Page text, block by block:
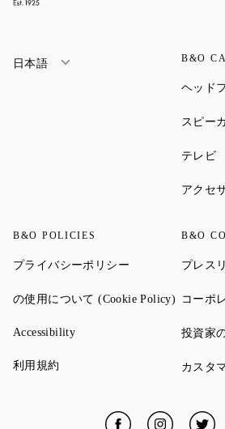
日本語 B&O
ヘッド
スピー
テレビ
アクセ
B&O POLICIES
プライバシーポリシー Link Opens in
の使用について (Cookie Policy) Link
AccessibilityLink Opens in New Tab
利用規約
B&O
プレス
コーポ
投資家
カスタ
FacebookLink Opens in
Instagram
LinkTwitter